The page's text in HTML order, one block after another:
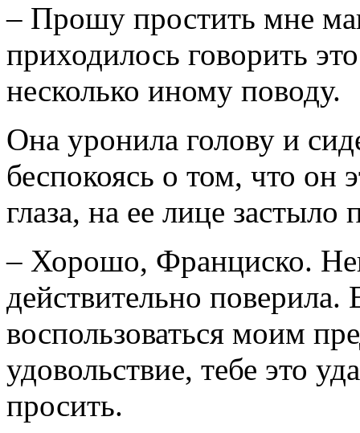
– Прошу простить мне
приходилось говорить
несколько иному поводу.
Она уронила голову и
беспокоясь о том, что он
глаза, на ее лице застыло
– Хорошо, Франциско.
действительно
воспользоваться моим
удовольствие, тебе это
просить.